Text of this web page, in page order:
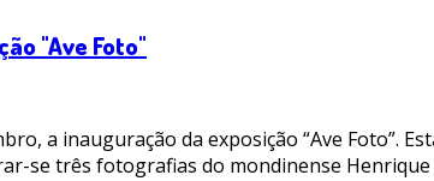
"Ave Foto"
a inauguração da exposição “Ave Foto”.
se três fotografias do mondinense